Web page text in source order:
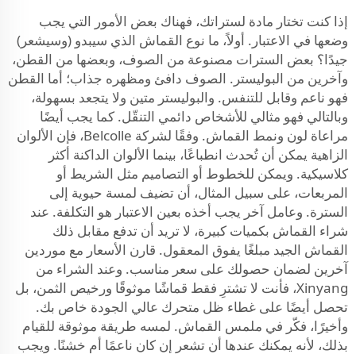
إذا كنت تختار مادة لستراتك، فهناك بعض الأمور التي يجب
وضعها في الاعتبار. أولاً، ما نوع القماش الذي سيبدو (وسيشعر)
جيدًا؟ بعض السترات مصنوعة من الصوف، وبعضها من القطن،
وآخرين من البوليستر. الصوف دافئ ومظهره جذاب؛ أما القطن
فهو ناعم وقابل للتنفس. والبوليستر متين ولا يتجعد بسهولة،
وبالتالي فهو مثالي للأشخاص دائمي التنقّل. كما يجب أيضًا
مراعاة لون ونمط القماش. وفقًا لشركة Belcolle، فإن الألوان
الزاهية يمكن أن تُحدث انطباعًا، بينما الألوان الداكنة أكثر
كلاسيكية. ويمكن للخطوط أو التصاميم مثل الشريط أو
المربعات، على سبيل المثال، أن تضيف لمسة حيوية إلى
السترة. وعامل آخر يجب أخذه بعين الاعتبار هو التكلفة. عند
شراء القماش بكميات كبيرة، لا تريد أن تدفع مقابل ذلك
القماش الجيد مبلغًا يفوق المعقول. قارن الأسعار مع موردين
آخرين لضمان حصولك على سعر مناسب. وعند الشراء من
Xinyang، فأنت لا تشترِ فقط قماشًا موثوقًا ورخيص الثمن، بل
تحصل أيضًا على غطاء ظل متحرك عالي الجودة خاص بك.
وأخيرًا، فكّر في ملمس القماش. لمسه طريقة موثوقة للقيام
بذلك، لأنه يمكنك عندها أن تشعر إن كان ناعمًا أم خشنًا. ويجب